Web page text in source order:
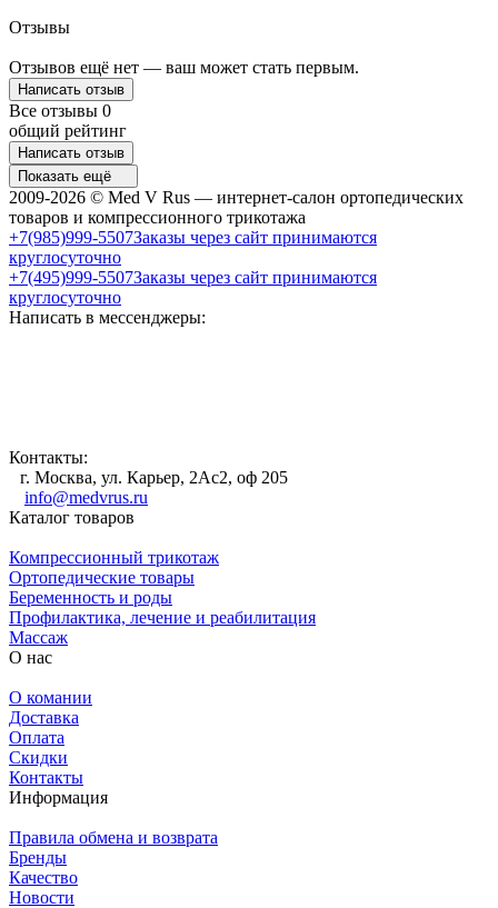
Отзывы
Отзывов ещё нет — ваш может стать первым.
Написать отзыв
Все отзывы 0
общий рейтинг
Написать отзыв
Показать ещё
2009-2026 © Med V Rus — интернет-салон ортопедических
товаров и компрессионного трикотажа
+7(985)999-5507Заказы через сайт принимаются
круглосуточно
+7(495)999-5507Заказы через сайт принимаются
круглосуточно
Написать в мессенджеры:
Контакты:
г. Москва, ул. Карьер, 2Ас2, оф 205
info@medvrus.ru
Каталог товаров
Компрессионный трикотаж
Ортопедические товары
Беременность и роды
Профилактика, лечение и реабилитация
Массаж
О нас
О комании
Доставка
Оплата
Скидки
Контакты
Информация
Правила обмена и возврата
Бренды
Качество
Новости